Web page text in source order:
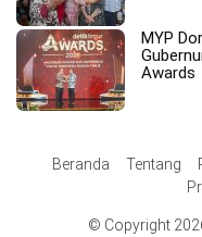
MYP
Awards
Beranda Tentang
© Copyright